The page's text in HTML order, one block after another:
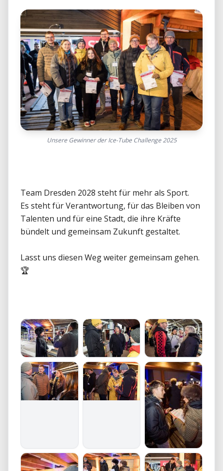
Unsere Gewinner der Ice-Tube Challenge 2025
Team Dresden 2028 steht für mehr als Sport.
Es steht für Verantwortung, für das Bleiben von
Talenten und für eine Stadt, die ihre Kräfte
bündelt und gemeinsam Zukunft gestaltet.
Lasst uns diesen Weg weiter gemeinsam gehen.
🏆